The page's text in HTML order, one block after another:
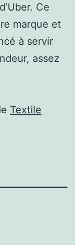
Ce
marque et
à servir
assez
Textile